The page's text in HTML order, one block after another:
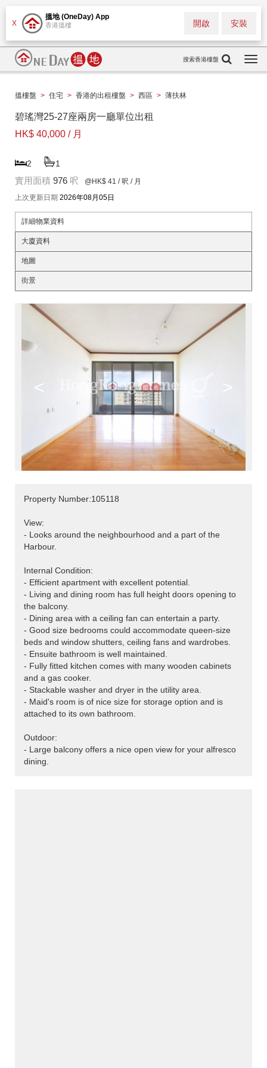
X
搵地 (OneDay) App
香港搵樓 安裝
開啟
搜索香港樓盤
搵樓盤 > 住宅 > 香港的出租樓盤 > 西區 > 薄扶林
碧瑤灣25-27座兩房一廳單位出租
HK$ 40,000 / 月
2 1
實用面積 976 呎 @HK$ 41 / 呎 / 月
上次更新日期 2026年08月05日
詳細物業資料
大廈資料
地圖
街景
< >
Property Number:105118
View:
- Looks around the neighbourhood and a part of the
Harbour.
Internal Condition:
- Efficient apartment with excellent potential.
- Living and dining room has full height doors opening to
the balcony.
- Dining area with a ceiling fan can entertain a party.
- Good size bedrooms could accommodate queen-size
beds and window shutters, ceiling fans and wardrobes.
- Ensuite bathroom is well maintained.
- Fully fitted kitchen comes with many wooden cabinets
and a gas cooker.
- Stackable washer and dryer in the utility area.
- Maid's room is of nice size for storage option and is
attached to its own bathroom.
Outdoor:
- Large balcony offers a nice open view for your alfresco
dining.